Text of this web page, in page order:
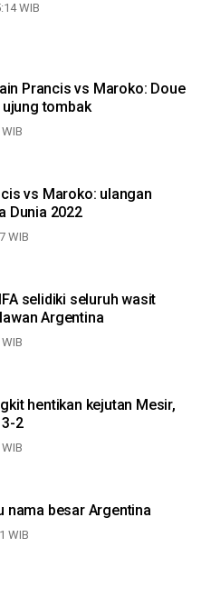
WIB
Prancis vs Maroko: Doue
tombak
vs Maroko: ulangan
Dunia 2022
WIB
selidiki seluruh wasit
Argentina
hentikan kejutan Mesir,
2
nama besar Argentina
WIB